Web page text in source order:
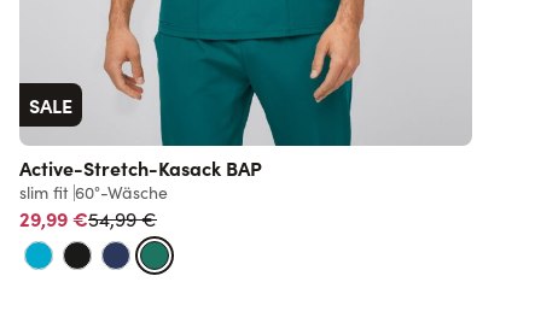
SALE
Active-Stretch-Kasack BAP
slim fit 60°-Wäsche
29,99 €Normalpreis
54,99 €